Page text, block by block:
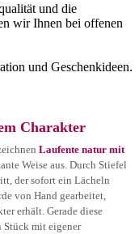
und die
wir Ihnen bei offenen
Charakter
Laufente natur mit
Weise aus. Durch Stiefel
der sofort ein Lächeln
von Hand gearbeitet,
erhält. Gerade diese
Stück mit eigener